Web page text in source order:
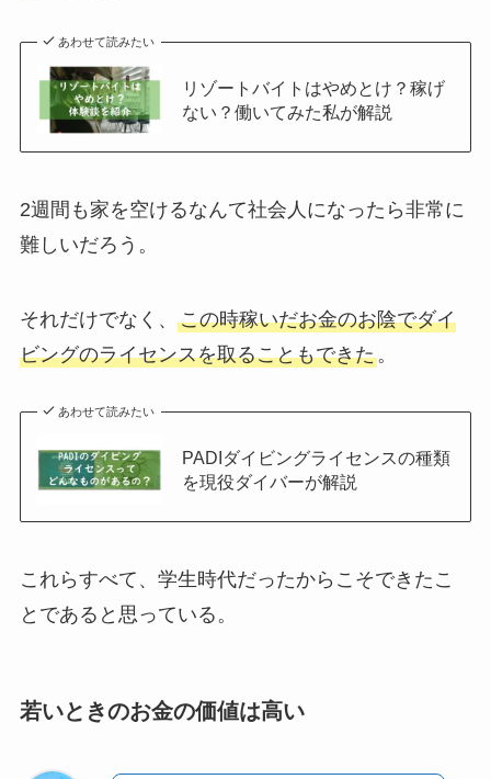
あわせて読みたい
リゾートバイトはやめとけ？稼げ
ない？働いてみた私が解説
2週間も家を空けるなんて社会人になったら非常に
難しいだろう。
それだけでなく、 この時稼いだお金のお陰でダイ
ビングのライセンスを取ることもできた。
あわせて読みたい
PADIダイビングライセンスの種類
を現役ダイバーが解説
これらすべて、学生時代だったからこそできたこ
とであると思っている。
若いときのお金の価値は高い